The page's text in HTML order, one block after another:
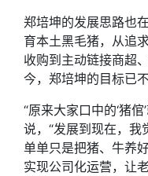
郑培坤的发展思路也
育本土黑毛猪，从追
收购到主动链接商超
今，郑培坤的目标已
“原来大家口中的‘猪
说，“发展到现在，
单单只是把猪、牛养
实现公司化运营，让